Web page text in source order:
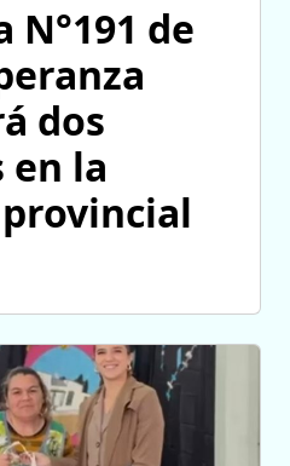
N°191 de
dos
en la